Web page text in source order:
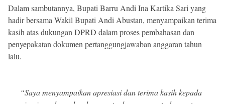
Dalam sambutannya, Bupati Barru Andi Ina Kartika Sari yang
hadir bersama Wakil Bupati Andi Abustan, menyampaikan terima
kasih atas dukungan DPRD dalam proses pembahasan dan
penyepakatan dokumen pertanggungjawaban anggaran tahun
lalu.
“Saya menyampaikan apresiasi dan terima kasih kepada